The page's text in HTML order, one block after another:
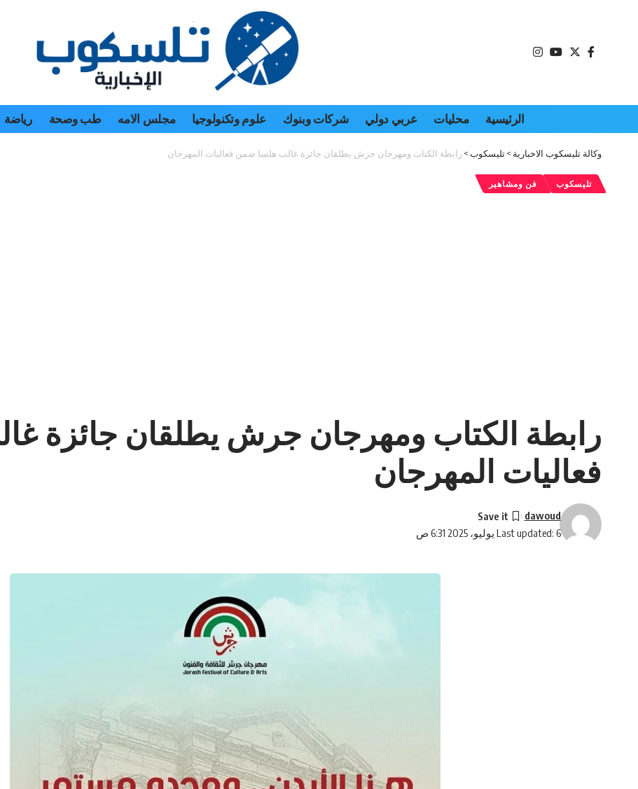
الرئيسية محليات عربي دولي شركات وبنوك علوم وتكنولوجيا مجلس الامه طب وصحة رياضة
وكالة تليسكوب الاخبارية >تليسكوب>رابطة الكتاب ومهرجان جرش يطلقان جائزة غالب هلسا ضمن فعاليات المهرجان
تليسكوب فن ومشاهير
رابطة الكتاب ومهرجان جرش يطلقان جائزة
فعاليات المهرجان
Last updated: 6 يوليو، 2025 6:31 ص
dawoud